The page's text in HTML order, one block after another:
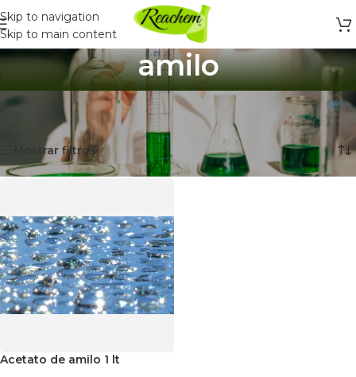
Skip to navigation
Skip to main content
amilo
Inicio
Productos etiquetados “amilo”
Mostrando el único resultado
Mostrar filtros
Acetato de amilo 1 lt